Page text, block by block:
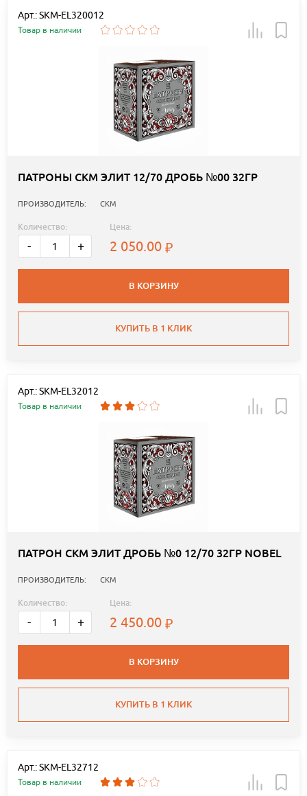
Арт.: SKM-EL320012
Товар в наличии
ПАТРОНЫ СКМ ЭЛИТ 12/70 ДРОБЬ №00 32ГР
ПРОИЗВОДИТЕЛЬ: СКМ
Количество:
- +
Цена:
2 050.00
В КОРЗИНУ
КУПИТЬ В 1 КЛИК
Арт.: SKM-EL32012
Товар в наличии
ПАТРОН СКМ ЭЛИТ ДРОБЬ №0 12/70 32ГР NOBEL
ПРОИЗВОДИТЕЛЬ: СКМ
Количество:
- +
Цена:
2 450.00
В КОРЗИНУ
КУПИТЬ В 1 КЛИК
Арт.: SKM-EL32712
Товар в наличии